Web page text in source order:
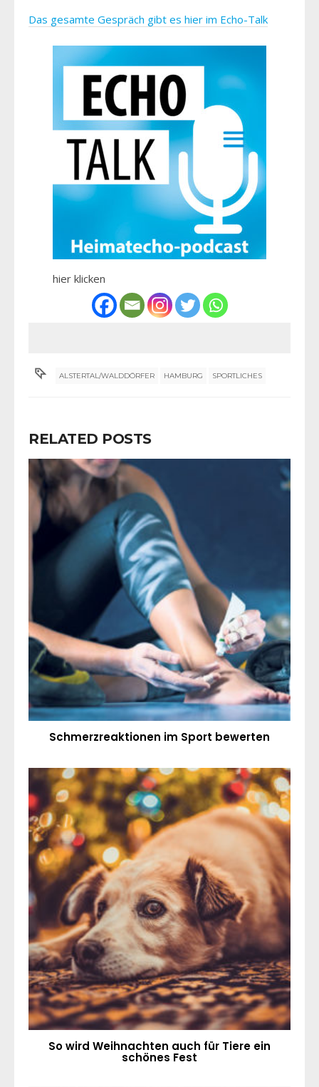
Das gesamte Gespräch gibt es hier im Echo-Talk
hier klicken
ALSTERTAL/WALDDÖRFER HAMBURG SPORTLICHES
RELATED POSTS
Schmerzreaktionen im Sport bewerten
So wird Weihnachten auch für Tiere ein
schönes Fest